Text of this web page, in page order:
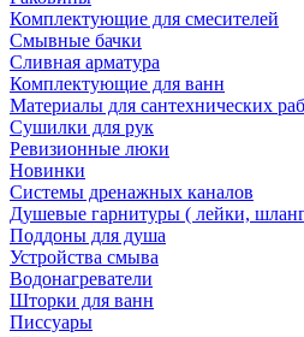
Комплектующие для смесителей
Смывные бачки
Сливная арматура
Комплектующие для ванн
Материалы для сантехнических
Сушилки для рук
Ревизионные люки
Новинки
Системы дренажных каналов
Душевые гарнитуры ( лейки,
Поддоны для душа
Устройства смыва
Водонагреватели
Шторки для ванн
Писсуары